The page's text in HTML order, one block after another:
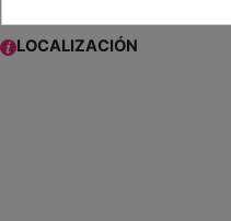
LOCALIZACIÓN